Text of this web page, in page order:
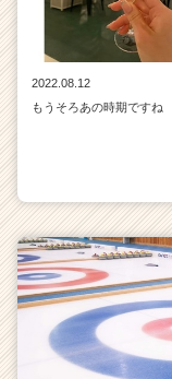
2022.08.12
もうそろあの時期ですね